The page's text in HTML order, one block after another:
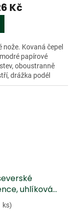
Kč
nože. Kovaná čepel
papírové
oboustranně
drážka podél
je již zakaleny
uhlíková
ks)